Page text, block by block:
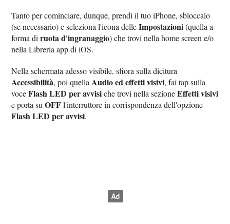
Tanto per cominciare, dunque, prendi il tuo iPhone, sbloccalo
(se necessario) e seleziona l'icona delleImpostazioni(quella a
forma diruota d'ingranaggio) che trovi nella home screen e/o
nella Libreria app di iOS.
Nella schermata adesso visibile, sfiora sulla dicitura
Accessibilità, poi quellaAudio ed effetti visivi, fai tap sulla
voceFlash LED per avvisiche trovi nella sezioneEffetti visivi
e porta suOFFl'interruttore in corrispondenza dell'opzione
Flash LED per avvisi.